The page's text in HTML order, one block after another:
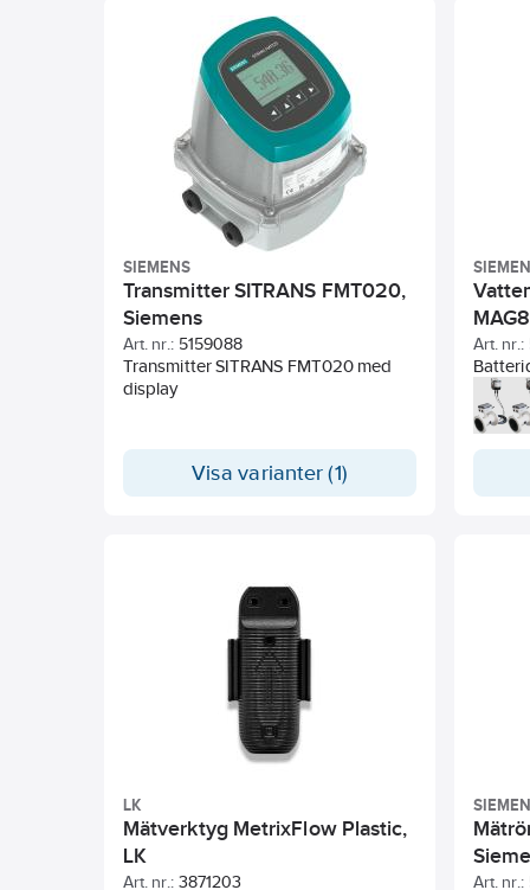
SIEMENS
Transmitter SITRANS FMT020,
Siemens
Art. nr.: 5159088
Transmitter SITRANS FMT020 med
display
Visa varianter (1)
Art. nr.:
och
+/-
5m
kabel
LK
Mätverktyg MetrixFlow Plastic,
LK
Art. nr.: 3871203 Art. nr.: